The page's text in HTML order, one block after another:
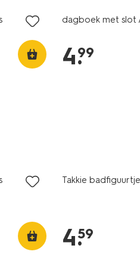
dagboek met slot
4.
99
Takkie
4.
59